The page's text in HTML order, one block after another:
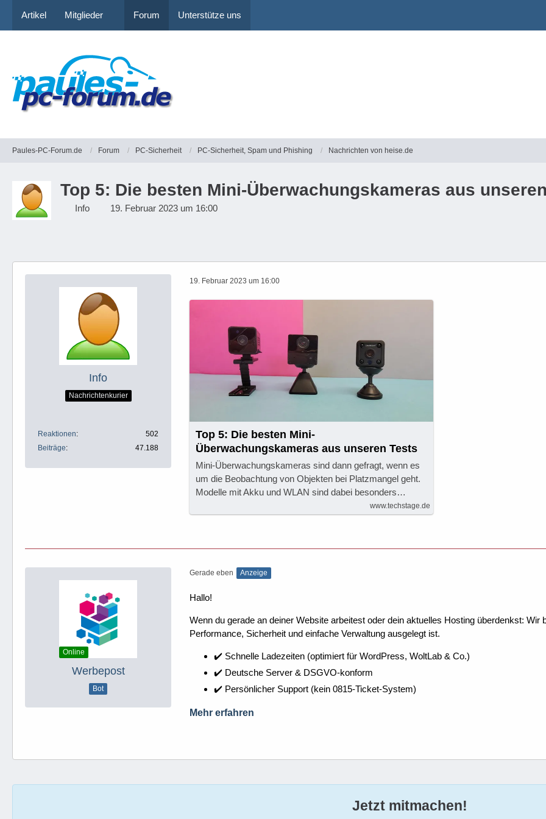
Artikel Mitglieder Forum Unterstütze uns
Paules-PC-Forum.de Forum PC-Sicherheit PC-Sicherheit, Spam und Phishing Nachrichten von heise.de
Top 5: Die besten Mini-Überwachungskameras aus
Info 19. Februar 2023 um 16:00
Info
Nachrichtenkurier
Reaktionen
502
Beiträge
47.188
19. Februar 2023 um 16:00
Top 5: Die besten Mini-
Überwachungskameras aus unseren Tests
Mini-Überwachungskameras sind dann gefragt, wenn es
um die Beobachtung von Objekten bei Platzmangel geht.
Modelle mit Akku und WLAN sind dabei besonders…
www.techstage.de
Online
Werbepost
Bot
Gerade eben Anzeige
Hallo!
Wenn du gerade an deiner Website arbeitest oder dein aktuelles Hosting überdenkst:
Performance, Sicherheit und einfache Verwaltung ausgelegt ist.
✔️ Schnelle Ladezeiten (optimiert für WordPress, WoltLab & Co.)
✔️ Deutsche Server & DSGVO-konform
✔️ Persönlicher Support (kein 0815-Ticket-System)
Mehr erfahren
Jetzt mitmachen!